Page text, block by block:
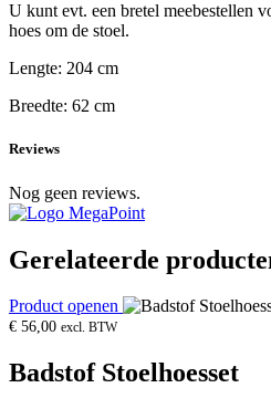
U kunt evt. een bretel meebestellen
hoes om de stoel.
Lengte: 204 cm
Breedte: 62 cm
Reviews
Nog geen reviews.
Gerelateerde
Product openen
€ 56,00 excl. BTW
Badstof Stoelhoesset